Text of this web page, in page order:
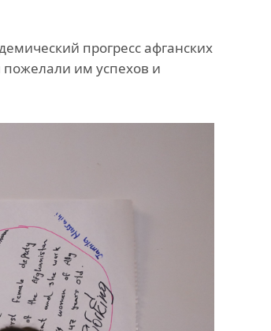
прогресс афганских
пожелали им успехов и